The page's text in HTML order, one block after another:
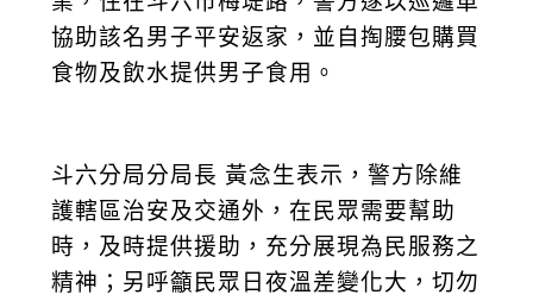
協助該名男子平安返家，並自掏腰包購買
食物及飲水提供男子食用。
斗六分局分局長 黃念生表示，警方除維
護轄區治安及交通外，在民眾需要幫助
時，及時提供援助，充分展現為民服務之
精神；另呼籲民眾日夜溫差變化大，切勿